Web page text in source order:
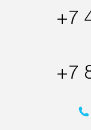
+7
+7